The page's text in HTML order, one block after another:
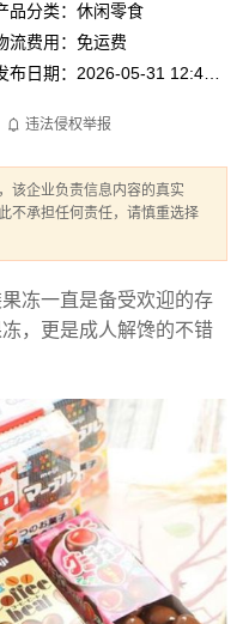
品分类：休闲零食
流费用：免运费
违法侵权举报
该企业负责信息内容的真实
不承担任何责任，请慎重选择
冻一直是备受欢迎的存
，更是成人解馋的不错